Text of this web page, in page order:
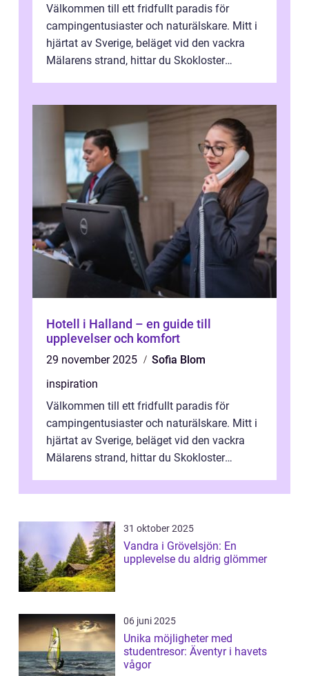
Välkommen till ett fridfullt paradis för
campingentusiaster och naturälskare. Mitt i
hjärtat av Sverige, beläget vid den vackra
Mälarens strand, hittar du Skokloster
Hotell i Halland – en guide till
upplevelser och komfort
29 november 2025
Sofia Blom
inspiration
Välkommen till ett fridfullt paradis för
campingentusiaster och naturälskare. Mitt i
hjärtat av Sverige, beläget vid den vackra
Mälarens strand, hittar du Skokloster
31 oktober 2025
Vandra i Grövelsjön: En
upplevelse du aldrig glömmer
06 juni 2025
Unika möjligheter med
studentresor: Äventyr i havets
vågor